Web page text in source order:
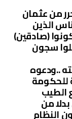
من عثمان
الذين
(صادقين)
سجون
..ودعوه
الطيب
من
سجون النظام